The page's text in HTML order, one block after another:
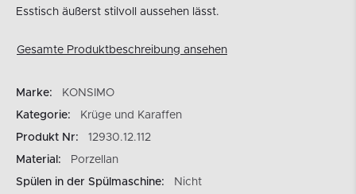
Esstisch äußerst stilvoll aussehen lässt.
Gesamte Produktbeschreibung ansehen
Marke:
KONSIMO
Kategorie:
Krüge und Karaffen
Produkt Nr:
12930.12.112
Material:
Porzellan
Spülen in der Spülmaschine:
Nicht